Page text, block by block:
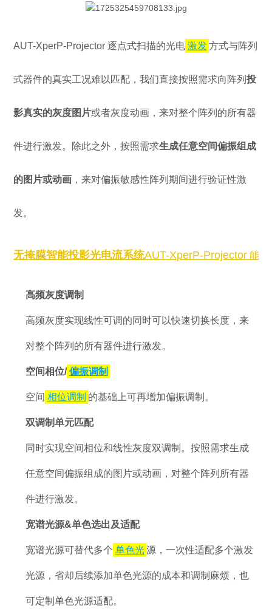
AUT-XperP-Projector 逐点式扫描的光电 激发 方式与阵列
式器件的真实工况难以匹配，我们直接按照需求向阵列投
影真实的灰度图片或者灰度动画，来对整个阵列的所有器
件进行激发。除此之外，按照需求生成任意空间偏振组成
的图片或动画 ，来对偏振敏感性阵列期间进行验证性激
发。
无掩膜智能投影光电流系统AUT-XperP-Projector 能为
高频灰度调制
高频灰度实现线性可调的同时可以快速切换长度，来
对整个阵列的所有器件进行激发。
空间相位/ 偏振调制
空间 相位调制 的基础上可再增加偏振调制。
双调制单元匹配
同时实现空间相位和线性灰度双调制。按照需求生成
任意空间偏振组成的图片或动画，对整个阵列所有器
件进行激发。
宽谱光源&单色选出及适配
宽谱光源可替代多个 单色光 源，一次性适配多个激发
光源，省却后续添加单色光源的成本和调制麻烦，也
可定制单色光源适配。